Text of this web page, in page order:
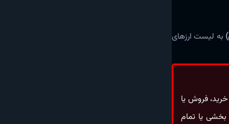
به لیست ارزهای
فروش یا
یا تمام